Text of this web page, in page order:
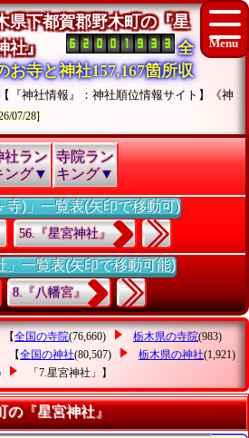
県下都賀郡野木町の『星
社』
全
お寺と神社157,167箇所収
【『神社情報』：神社順位情報サイト】《神
07/28]
社ラン
ング▼
寺院ラン
キング▼
寺)」一覧表(矢印で移動可)
56.『星宮神社』
」一覧表(矢印で移動可能)
8.『八幡宮』
【全国の寺院(76,660) 栃木県の寺院(983)
【全国の神社(80,507) 栃木県の神社(1,921)
「7.星宮神社」 】
の『星宮神社』